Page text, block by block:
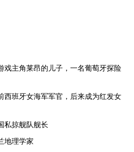
戏主角莱昂的儿子，一名葡萄牙探险
西班牙女海军军官，后来成为红发女
私掠舰队舰长
地理学家